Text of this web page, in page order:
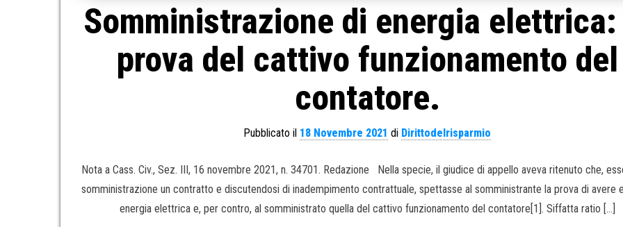
Somministrazione di energia
prova del cattivo funzionamento del
contatore.
Pubblicato il 18 Novembre 2021 di Dirittodelrisparmio
Nota a Cass. Civ., Sez. III, 16 novembre 2021, n. 34701. Redazione Nella specie, il giudice di appello aveva ritenuto che,
somministrazione un contratto e discutendosi di inadempimento contrattuale, spettasse al somministrante la prova di avere
energia elettrica e, per contro, al somministrato quella del cattivo funzionamento del contatore[1]. Siffatta ratio […]